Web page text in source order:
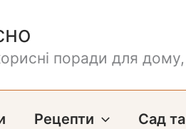
поради для
Рецепти Сад